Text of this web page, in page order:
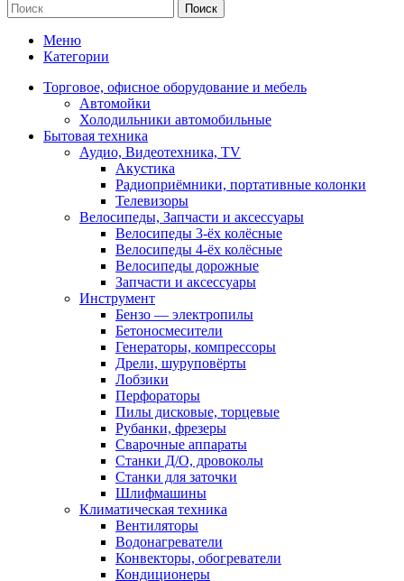
Поиск
Меню
Категории
Торговое, офисное оборудование и мебель
Автомойки
Холодильники автомобильные
Бытовая техника
Аудио, Видеотехника, TV
Акустика
Радиоприёмники, портативные колонки
Телевизоры
Велосипеды, Запчасти и аксессуары
Велосипеды 3-ёх колёсные
Велосипеды 4-ёх колёсные
Велосипеды дорожные
Запчасти и аксессуары
Инструмент
Бензо — электропилы
Бетоносмесители
Генераторы, компрессоры
Дрели, шуруповёрты
Лобзики
Перфораторы
Пилы дисковые, торцевые
Рубанки, фрезеры
Сварочные аппараты
Станки Д/О, дровоколы
Станки для заточки
Шлифмашины
Климатическая техника
Вентиляторы
Водонагреватели
Конвекторы, обогреватели
Кондиционеры